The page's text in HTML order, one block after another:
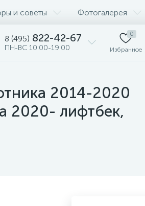
и советы Фотогалерея
8 (495) 822-42-67
ПН-ВС 10:00-19:00
0
Избранное
2014-2020
2020- лифтбек,